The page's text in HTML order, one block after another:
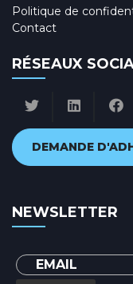
Politique de
Contact
RÉSEAUX
DEMANDE
NEWSLETTER